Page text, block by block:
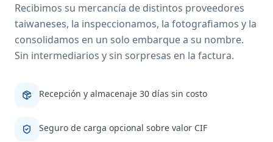
Recibimos su mercancía de distintos proveedores
taiwaneses, la inspeccionamos, la fotografiamos y la
consolidamos en un solo embarque a su nombre.
Sin intermediarios y sin sorpresas en la factura.
Recepción y almacenaje 30 días sin costo
Seguro de carga opcional sobre valor CIF